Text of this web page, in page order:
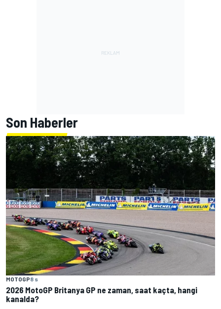
Son Haberler
MOTOGP8 s
2026 MotoGP Britanya GP ne zaman, saat kaçta, hangi
kanalda?